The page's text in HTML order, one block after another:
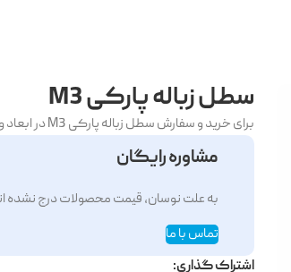
سطل زباله پارکی M3
برای خرید و سفارش سطل زباله پارکی M3 در ابعاد و رنگبندی مختلف، با ما در فروشگاه موگه پارک تماس بگیرید.
مشاوره رایگان
به علت نوسان، قیمت محصولات درج نشده
تماس با ما
اشتراک گذاری: